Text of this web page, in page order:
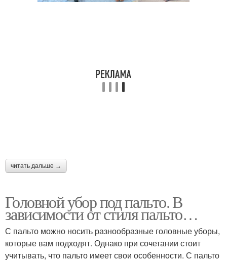
читать дальше →
Головной убор под пальто. В
зависимости от стиля пальто…
С пальто можно носить разнообразные головные уборы,
которые вам подходят. Однако при сочетании стоит
учитывать, что пальто имеет свои особенности. С пальто